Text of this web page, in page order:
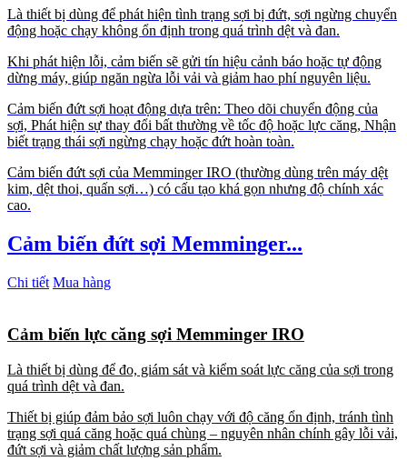
Là thiết bị dùng để phát hiện tình trạng sợi bị đứt, sợi ngừng chuyển
động hoặc chạy không ổn định trong quá trình dệt và đan.
Khi phát hiện lỗi, cảm biến sẽ gửi tín hiệu cảnh báo hoặc tự động
dừng máy, giúp ngăn ngừa lỗi vải và giảm hao phí nguyên liệu.
Cảm biến đứt sợi hoạt động dựa trên: Theo dõi chuyển động của
sợi, Phát hiện sự thay đổi bất thường về tốc độ hoặc lực căng, Nhận
biết trạng thái sợi ngừng chạy hoặc đứt hoàn toàn.
Cảm biến đứt sợi của Memminger IRO (thường dùng trên máy dệt
kim, dệt thoi, quấn sợi…) có cấu tạo khá gọn nhưng độ chính xác
cao.
Cảm biến đứt sợi Memminger...
Chi tiết Mua hàng
Cảm biến lực căng sợi Memminger IRO
Là thiết bị dùng để đo, giám sát và kiểm soát lực căng của sợi trong
quá trình dệt và đan.
Thiết bị giúp đảm bảo sợi luôn chạy với độ căng ổn định, tránh tình
trạng sợi quá căng hoặc quá chùng – nguyên nhân chính gây lỗi vải,
đứt sợi và giảm chất lượng sản phẩm.